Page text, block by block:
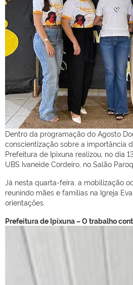
Dentro da programação do Agosto
conscientização sobre a importância
Prefeitura de Ipixuna realizou, no dia
UBS Ivaneide Cordeiro, no Salão
Já nesta quarta-feira, a mobilização
reunindo mães e famílias na Igreja
orientações.
Prefeitura de Ipixuna – O trabalho